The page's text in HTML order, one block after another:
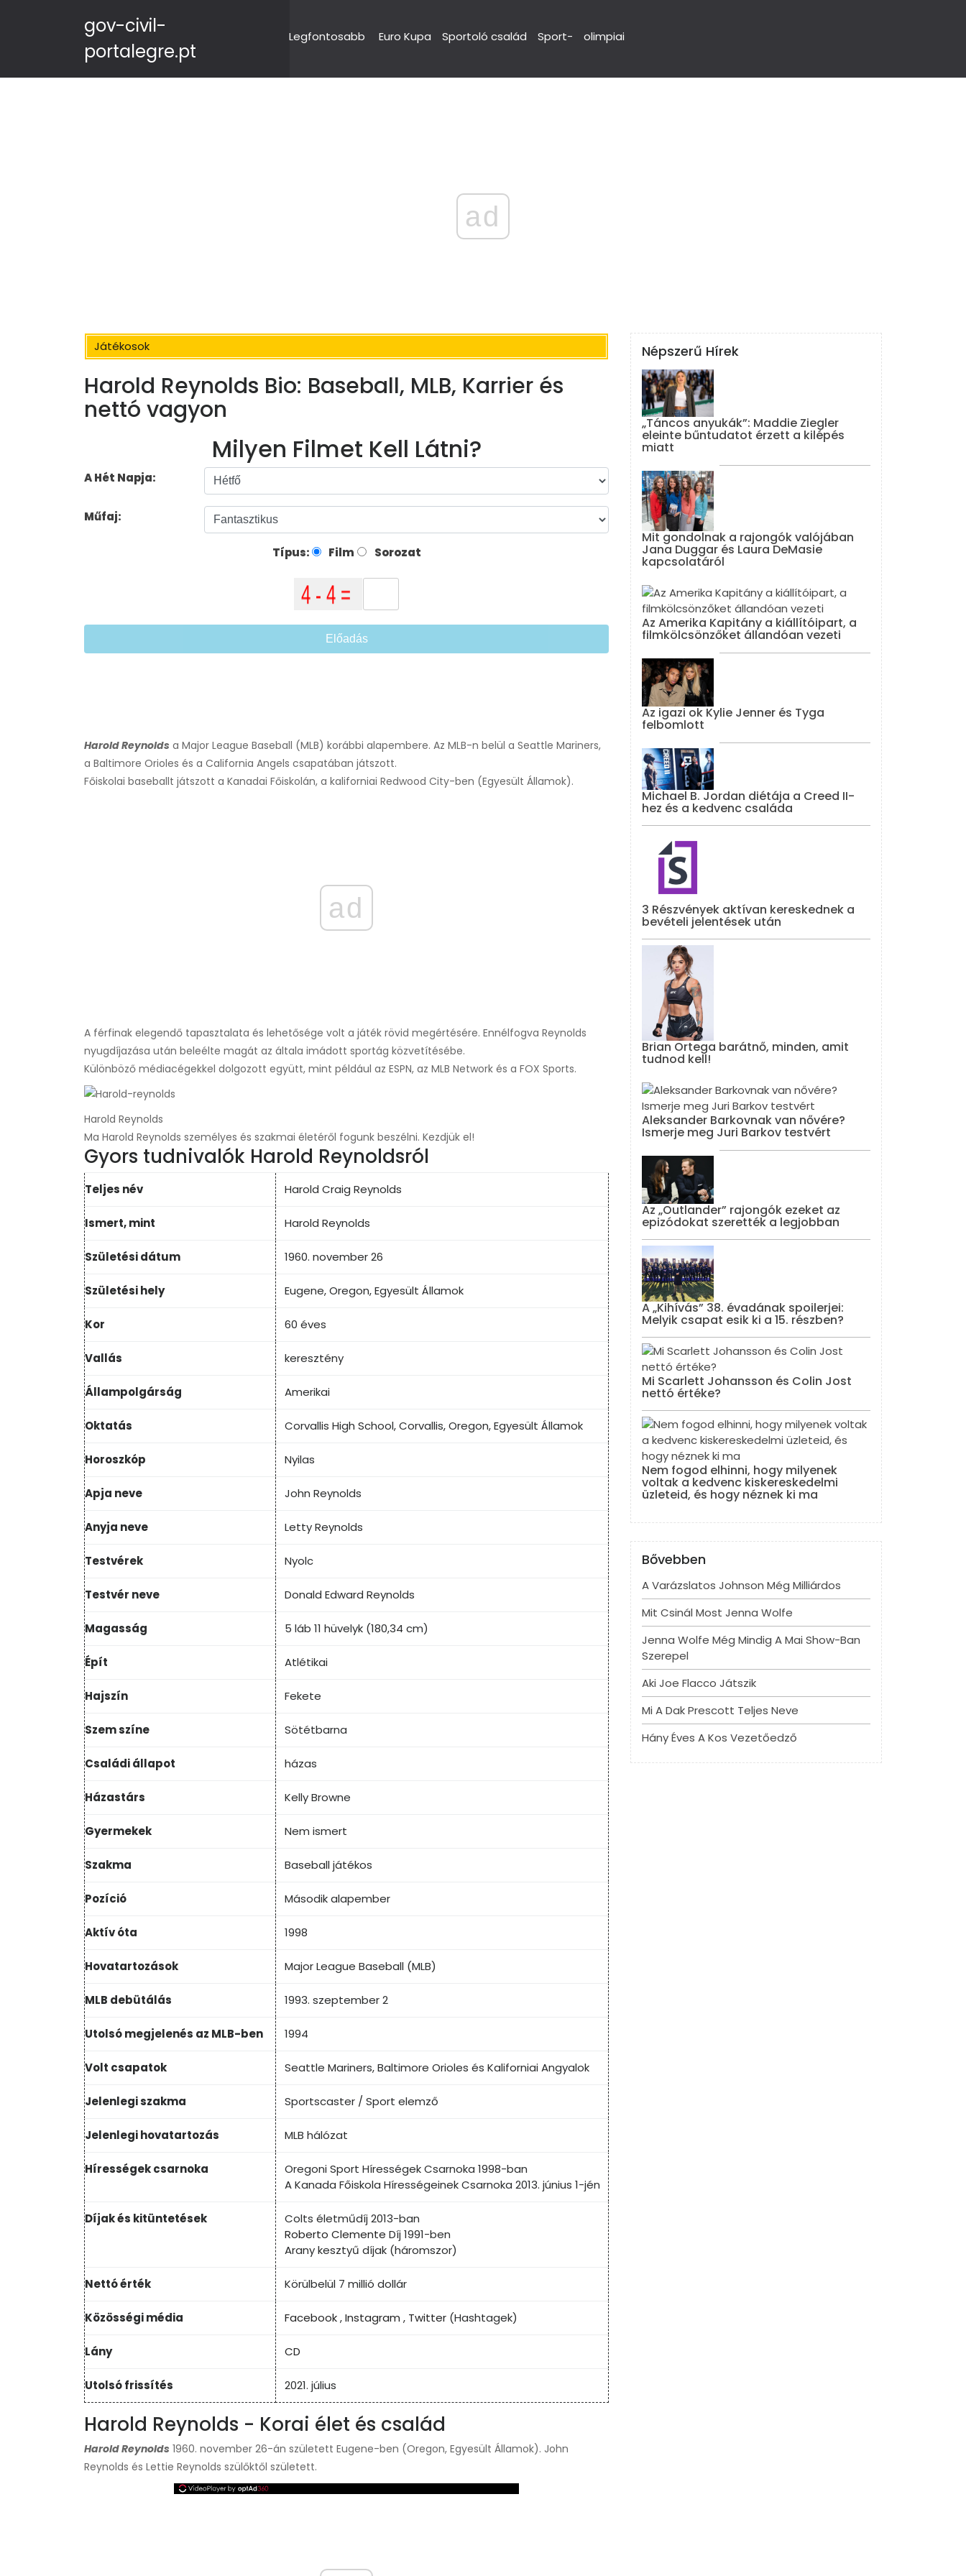
gov-civil-
portalegre.pt
Legfontosabb Euro Kupa Sportoló család Sport- olimpiai
ad
Játékosok
Harold Reynolds Bio: Baseball, MLB, Karrier és
nettó vagyon
Milyen Filmet Kell Látni?
A Hét Napja:
Műfaj:
Típus: Film Sorozat
Előadás
Harold Reynolds a Major League Baseball (MLB) korábbi alapembere. Az MLB-n belül a Seattle Mariners,
a Baltimore Orioles és a California Angels csapatában játszott.
Főiskolai baseballt játszott a Kanadai Főiskolán, a kaliforniai Redwood City-ben (Egyesült Államok).
ad
A férfinak elegendő tapasztalata és lehetősége volt a játék rövid megértésére. Ennélfogva Reynolds
nyugdíjazása után beleélte magát az általa imádott sportág közvetítésébe.
Különböző médiacégekkel dolgozott együtt, mint például az ESPN, az MLB Network és a FOX Sports.
Harold Reynolds
Ma Harold Reynolds személyes és szakmai életéről fogunk beszélni. Kezdjük el!
Gyors tudnivalók Harold Reynoldsról
Teljes név Harold Craig Reynolds
Ismert, mint Harold Reynolds
Születési dátum 1960. november 26
Születési hely Eugene, Oregon, Egyesült Államok
Kor 60 éves
Vallás keresztény
Állampolgárság Amerikai
Oktatás Corvallis High School, Corvallis, Oregon, Egyesült Államok
Horoszkóp Nyilas
Apja neve John Reynolds
Anyja neve Letty Reynolds
Testvérek Nyolc
Testvér neve Donald Edward Reynolds
Magasság 5 láb 11 hüvelyk (180,34 cm)
Épít Atlétikai
Hajszín Fekete
Szem színe Sötétbarna
Családi állapot házas
Házastárs Kelly Browne
Gyermekek Nem ismert
Szakma Baseball játékos
Pozíció Második alapember
Aktív óta 1998
Hovatartozások Major League Baseball (MLB)
MLB debütálás 1993. szeptember 2
Utolsó megjelenés az MLB-ben 1994
Volt csapatok Seattle Mariners, Baltimore Orioles és Kaliforniai Angyalok
Jelenlegi szakma Sportscaster / Sport elemző
Jelenlegi hovatartozás MLB hálózat
Hírességek csarnoka
Oregoni Sport Hírességek Csarnoka 1998-ban
A Kanada Főiskola Hírességeinek Csarnoka 2013. június 1-jén
Díjak és kitüntetések
Colts életműdíj 2013-ban
Roberto Clemente Díj 1991-ben
Arany kesztyű díjak (háromszor)
Nettó érték Körülbelül 7 millió dollár
Közösségi média Facebook,Instagram , Twitter (Hashtagek)
Lány CD
Utolsó frissítés 2021. július
Harold Reynolds - Korai élet és család
Harold Reynolds 1960. november 26-án született Eugene-ben (Oregon, Egyesült Államok). John
Reynolds és Lettie Reynolds szülőktől született.
Népszerű Hírek
„Táncos anyukák”: Maddie Ziegler
eleinte bűntudatot érzett a kilépés
miatt
Mit gondolnak a rajongók valójában
Jana Duggar és Laura DeMasie
kapcsolatáról
Az Amerika Kapitány a kiállítóipart, a
filmkölcsönzőket állandóan vezeti
Az igazi ok Kylie Jenner és Tyga
felbomlott
Michael B. Jordan diétája a Creed II-
hez és a kedvenc családa
3 Részvények aktívan kereskednek a
bevételi jelentések után
Brian Ortega barátnő, minden, amit
tudnod kell!
Aleksander Barkovnak van nővére?
Ismerje meg Juri Barkov testvért
Az „Outlander” rajongók ezeket az
epizódokat szerették a legjobban
A „Kihívás” 38. évadának spoilerjei:
Melyik csapat esik ki a 15. részben?
Mi Scarlett Johansson és Colin Jost
nettó értéke?
Nem fogod elhinni, hogy milyenek
voltak a kedvenc kiskereskedelmi
üzleteid, és hogy néznek ki ma
Bővebben
A Varázslatos Johnson Még Milliárdos
Mit Csinál Most Jenna Wolfe
Jenna Wolfe Még Mindig A Mai Show-Ban
Szerepel
Aki Joe Flacco Játszik
Mi A Dak Prescott Teljes Neve
Hány Éves A Kos Vezetőedző